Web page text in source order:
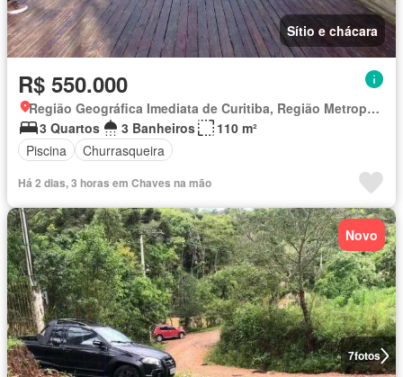
Sítio e chácara
R$ 550.000
Região Geográfica Imediata de Curitiba, Região Metropolitana de Curitiba
3 Quartos
3 Banheiros
110 m²
Piscina
Churrasqueira
Há 2 dias, 3 horas em Chaves na mão
7fotos
Novo